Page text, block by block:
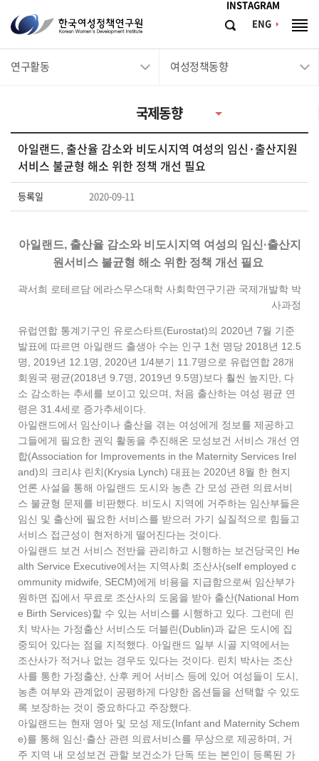
INSTAGRAM
ENG
한
국
여
연
구
원
Korean
Development
Institute
검
체
연구활동 여성정책동향
국제동향
아일랜드, 출산율 감소와 비도시지역 여성의 임신·출산지원
서비스 불균형 해소 위한 정책 개선 필요
등록일 2020-09-11
아일랜드, 출산율 감소와 비도시지역 여성의 임신·출산지
원서비스 불균형 해소 위한 정책 개선 필요
곽서희 로테르담 에라스무스대학 사회학연구기관 국제개발학 박
사과정
유럽연합 통계기구인 유로스타트(Eurostat)의 2020년 7월 기준
발표에 따르면 아일랜드 출생아 수는 인구 1천 명당 2018년 12.5
명, 2019년 12.1명, 2020년 1/4분기 11.7명으로 유럽연합 28개
회원국 평균(2018년 9.7명, 2019년 9.5명)보다 훨씬 높지만, 다
소 감소하는 추세를 보이고 있으며, 처음 출산하는 여성 평균 연
령은 31.4세로 증가추세이다.
아일랜드에서 임산이나 출산을 겪는 여성에게 정보를 제공하고
그들에게 필요한 권익 활동을 추진해온 모성보건 서비스 개선 연
합(Association for Improvements in the Maternity Services Irel
and)의 크리샤 린치(Krysia Lynch) 대표는 2020년 8월 한 현지
언론 사설을 통해 아일랜드 도시와 농촌 간 모성 관련 의료서비
스 불균형 문제를 비판했다. 비도시 지역에 거주하는 임산부들은
임신 및 출산에 필요한 서비스를 받으러 가기 실질적으로 힘들고
서비스 접근성이 현저하게 떨어진다는 것이다.
아일랜드 보건 서비스 전반을 관리하고 시행하는 보건당국인 He
alth Service Executive에서는 지역사회 조산사(self employed c
ommunity midwife, SECM)에게 비용을 지급함으로써 임산부가
원하면 집에서 무료로 조산사의 도움을 받아 출산(National Hom
e Birth Services)할 수 있는 서비스를 시행하고 있다. 그런데 린
치 박사는 가정출산 서비스도 더블린(Dublin)과 같은 도시에 집
중되어 있다는 점을 지적했다. 아일랜드 일부 시골 지역에서는
조산사가 적거나 없는 경우도 있다는 것이다. 린치 박사는 조산
사를 통한 가정출산, 산후 케어 서비스 등에 있어 여성들이 도시,
농촌 여부와 관계없이 공평하게 다양한 옵션들을 선택할 수 있도
록 보장하는 것이 중요하다고 주장했다.
아일랜드는 현재 영아 및 모성 제도(Infant and Maternity Schem
e)를 통해 임신·출산 관련 의료서비스를 무상으로 제공하며, 거
주 지역 내 모성보건 관할 보건소가 단독 또는 본인이 등록된 가